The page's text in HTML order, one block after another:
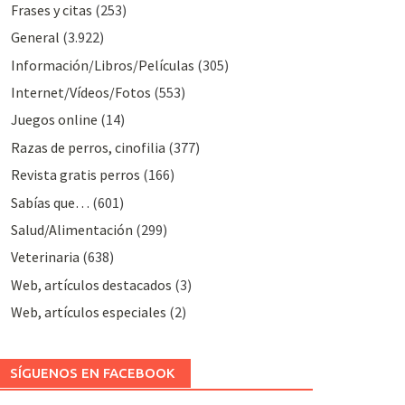
Frases y citas (253)
General (3.922)
Información/Libros/Películas (305)
Internet/Vídeos/Fotos (553)
Juegos online (14)
Razas de perros, cinofilia (377)
Revista gratis perros (166)
Sabías que… (601)
Salud/Alimentación (299)
Veterinaria (638)
Web, artículos destacados (3)
Web, artículos especiales (2)
SÍGUENOS EN FACEBOOK